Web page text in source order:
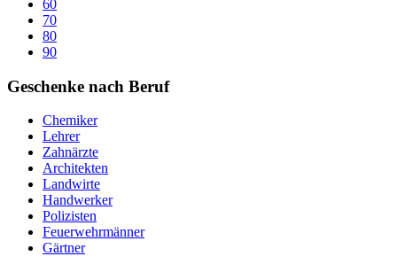
60
70
80
90
Geschenke nach Beruf
Chemiker
Lehrer
Zahnärzte
Architekten
Landwirte
Handwerker
Polizisten
Feuerwehrmänner
Gärtner